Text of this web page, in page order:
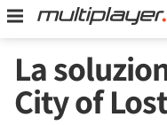
La
City of